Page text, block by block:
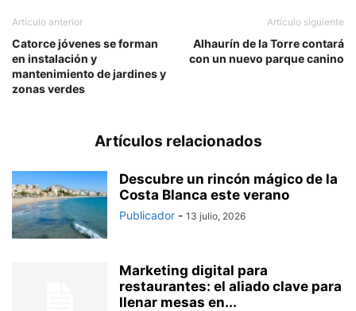
Artículo anterior
Catorce jóvenes se forman
en instalación y
mantenimiento de jardines y
zonas verdes
Artículo siguiente
Alhaurín de la Torre contará
con un nuevo parque canino
Artículos relacionados
Descubre un rincón mágico de la
Costa Blanca este verano
Publicador - 13 julio, 2026
Marketing digital para
restaurantes: el aliado clave para
llenar mesas en...